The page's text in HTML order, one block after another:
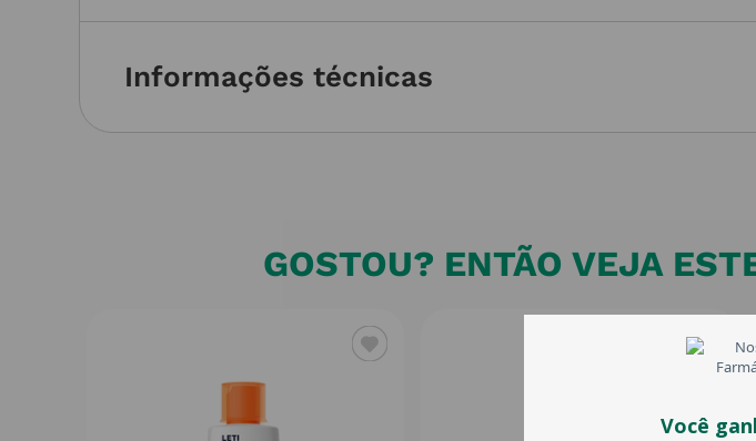
Informações técnicas
GOSTOU? ENTÃO VEJA